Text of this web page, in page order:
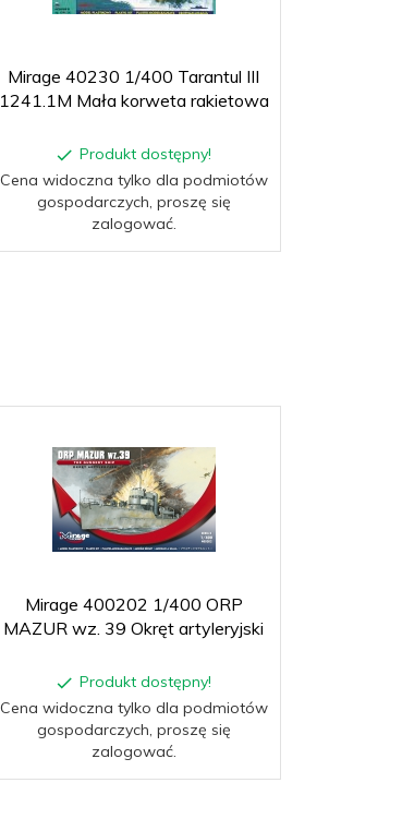
Mirage 40230 1/400 Tarantul III
1241.1M Mała korweta rakietowa
Produkt dostępny!
Cena widoczna tylko dla podmiotów
gospodarczych, proszę się
zalogować.
Mirage 400202 1/400 ORP
MAZUR wz. 39 Okręt artyleryjski
Produkt dostępny!
Cena widoczna tylko dla podmiotów
gospodarczych, proszę się
zalogować.